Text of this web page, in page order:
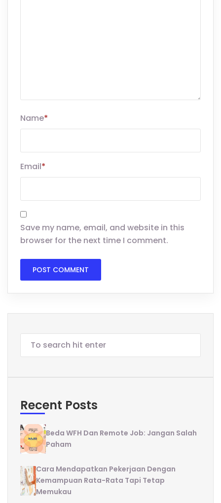
Name*
Email*
Save my name, email, and website in this
browser for the next time I comment.
Recent Posts
Beda WFH Dan Remote Job: Jangan Salah
Paham
Cara Mendapatkan Pekerjaan Dengan
Kemampuan Rata-Rata Tapi Tetap
Memukau